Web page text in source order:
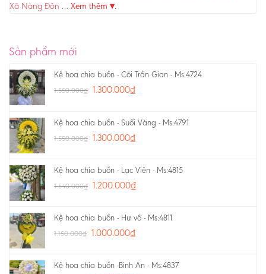
Xã Nàng Đôn … Xem thêm ▾.
Sản phẩm mới
Kệ hoa chia buồn - Cõi Trần Gian - Ms:4724
1.550.000₫ 1.300.000₫
Kệ hoa chia buồn - Suối Vàng - Ms:4791
1.550.000₫ 1.300.000₫
Kệ hoa chia buồn - Lạc Viên - Ms:4815
1.540.000₫ 1.200.000₫
Kệ hoa chia buồn - Hư vô - Ms:4811
1.150.000₫ 1.000.000₫
Kệ hoa chia buồn -Bình An - Ms:4837